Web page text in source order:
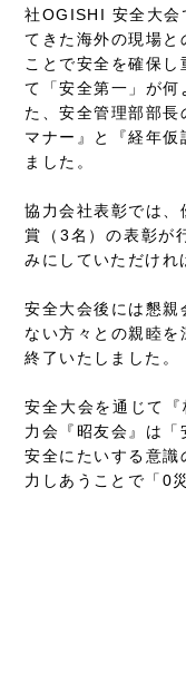
社OGISHI 安全大会
てきた海外の現場と
ことで安全を確保
て「安全第一」が何
た、安全管理部部
マナー』と『経年仮
ました。
協力会社表彰では
賞（3名）の表彰が
みにしていただけれ
安全大会後には懇
ない方々との親睦を
終了いたしました。
安全大会を通じて
力会『昭友会』は「
安全にたいする意識
力しあうことで「0